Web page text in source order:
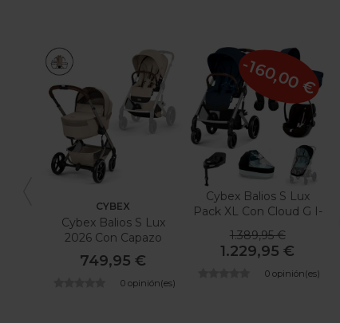
CYBEX
Cybex Balios S Lux
2026 Con Capazo
Plegable
749,95 €
0 opinión(es)
Cybex Balios S Lux
Pack XL Con Cloud G I-
1.389,95 €
1.229,95 €
0 opinión(es)
-160,00 €